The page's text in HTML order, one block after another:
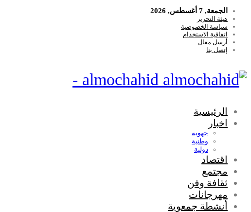
الجمعة, 7 أغسطس, 2026
هيئة التحرير
سياسة الخصوصية
اتفاقية الاستخدام
أرسل مقال
إتصل بنا
almochahid -
الرئيسية
اخبار
جهوية
وطنية
دولية
اقتصاد
مجتمع
ثقافة وفن
مهرجانات
أنشطة جمعوية